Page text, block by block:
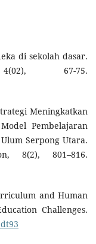
di sekolah dasar.
67-75.
Meningkatkan
Pembelajaran
Serpong Utara.
8(2), 801–816.
and Human
Challenges.